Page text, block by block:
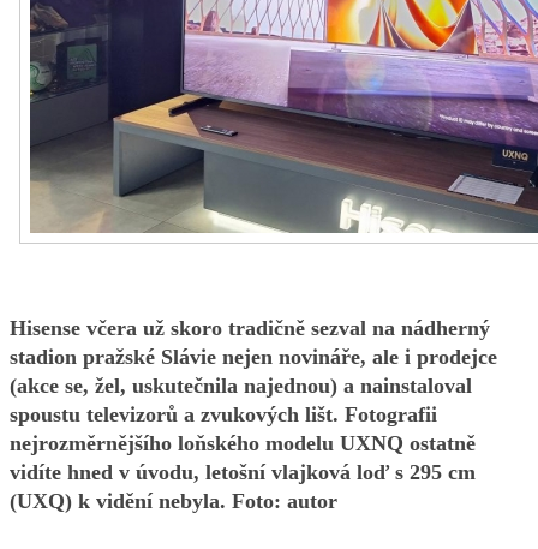
Hisense včera už skoro tradičně sezval na nádherný
stadion pražské Slávie nejen novináře, ale i prodejce
(akce se, žel, uskutečnila najednou) a nainstaloval
spoustu televizorů a zvukových lišt. Fotografii
nejrozměrnějšího loňského modelu UXNQ ostatně
vidíte hned v úvodu, letošní vlajková loď s 295 cm
(UXQ) k vidění nebyla. Foto: autor